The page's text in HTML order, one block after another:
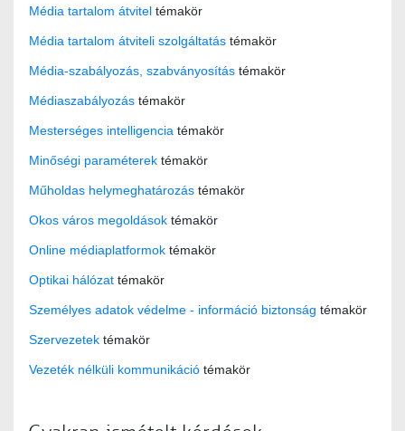
Média tartalom átvitel témakör
Média tartalom átviteli szolgáltatás témakör
Média-szabályozás, szabványosítás témakör
Médiaszabályozás témakör
Mesterséges intelligencia témakör
Minőségi paraméterek témakör
Műholdas helymeghatározás témakör
Okos város megoldások témakör
Online médiaplatformok témakör
Optikai hálózat témakör
Személyes adatok védelme - információ biztonság témakör
Szervezetek témakör
Vezeték nélküli kommunikáció témakör